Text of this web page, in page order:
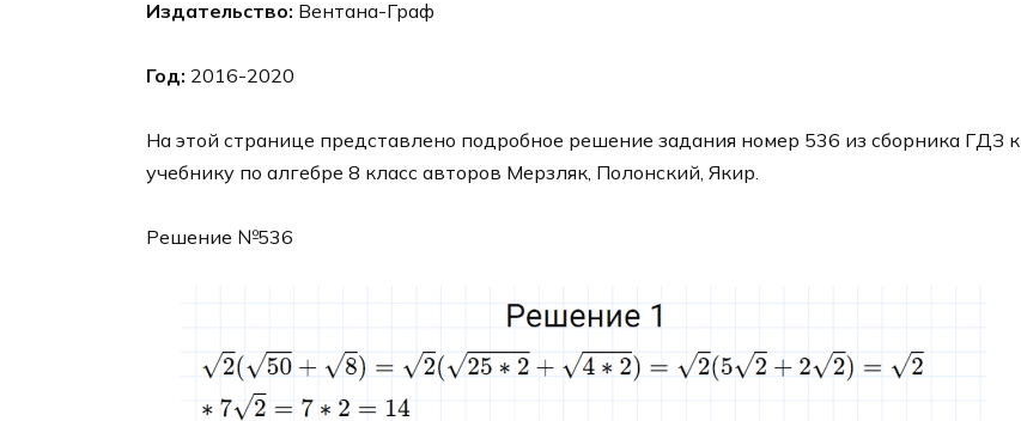
Издательство: Вентана-Граф
Год: 2016-2020
На этой странице представлено подробное решение задания номер 536 из сборника ГДЗ к
учебнику по алгебре 8 класс авторов Мерзляк, Полонский, Якир.
Решение №536